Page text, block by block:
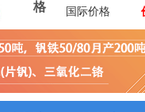
格
国际价格